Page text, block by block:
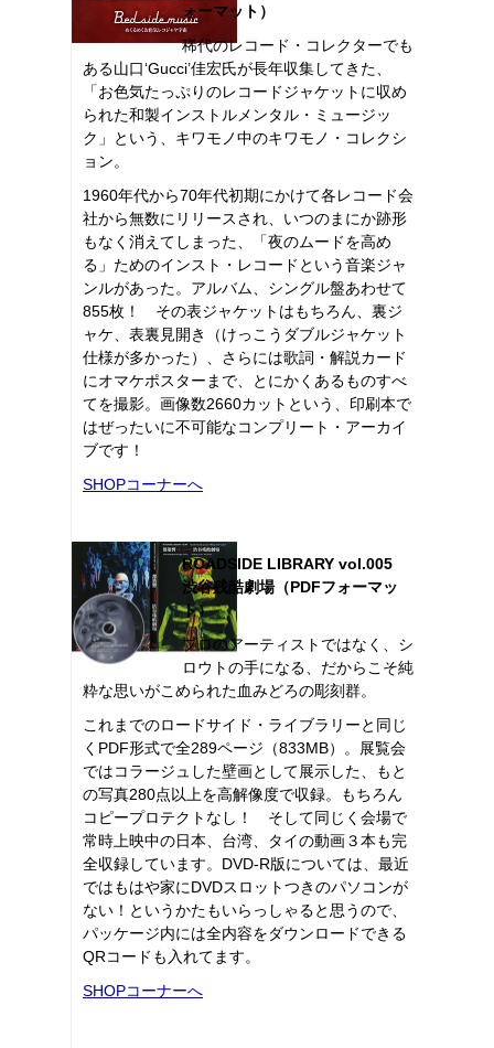
ォーマット）
稀代のレコード・コレクターでも
ある山口‘Gucci’佳宏氏が長年収集してきた、
「お色気たっぷりのレコードジャケットに収め
られた和製インストルメンタル・ミュージッ
ク」という、キワモノ中のキワモノ・コレクシ
ョン。
1960年代から70年代初期にかけて各レコード会
社から無数にリリースされ、いつのまにか跡形
もなく消えてしまった、「夜のムードを高め
る」ためのインスト・レコードという音楽ジャ
ンルがあった。アルバム、シングル盤あわせて
855枚！ その表ジャケットはもちろん、裏ジ
ャケ、表裏見開き（けっこうダブルジャケット
仕様が多かった）、さらには歌詞・解説カード
にオマケポスターまで、とにかくあるものすべ
てを撮影。画像数2660カットという、印刷本で
はぜったいに不可能なコンプリート・アーカイ
ブです！
SHOPコーナーへ
ROADSIDE LIBRARY vol.005
渋谷残酷劇場（PDFフォーマッ
ト）
プロのアーティストではなく、シ
ロウトの手になる、だからこそ純
粋な思いがこめられた血みどろの彫刻群。
これまでのロードサイド・ライブラリーと同じ
くPDF形式で全289ページ（833MB）。展覧会
ではコラージュした壁画として展示した、もと
の写真280点以上を高解像度で収録。もちろん
コピープロテクトなし！ そして同じく会場で
常時上映中の日本、台湾、タイの動画３本も完
全収録しています。DVD-R版については、最近
ではもはや家にDVDスロットつきのパソコンが
ない！というかたもいらっしゃると思うので、
パッケージ内には全内容をダウンロードできる
QRコードも入れてます。
SHOPコーナーへ